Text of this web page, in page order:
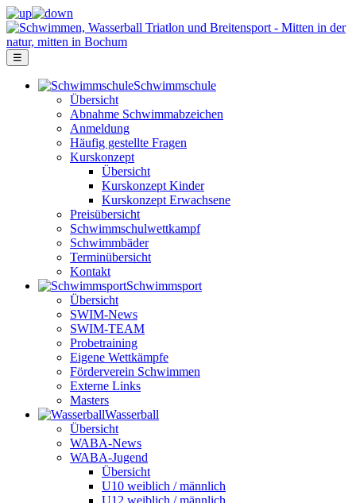
☰
Schwimm­schule
Übersicht
Ab­nah­me Schwimm­ab­zei­chen
Anmeldung
Häufig gestellte Fragen
Kurs­konzept
Übersicht
Kurskonzept Kinder
Kurskonzept Erwachsene
Preis­über­sicht
Schwimm­schul­wett­kampf
Schwimm­bäder
Terminübersicht
Kontakt
Schwimm­sport
Übersicht
SWIM-News
SWIM-TEAM
Probe­training
Eigene Wettkämpfe
Förderverein Schwimmen
Externe Links
Masters
Wasser­ball
Übersicht
WABA-News
WABA-Jugend
Übersicht
U10 weiblich / männlich
U12 weiblich / männlich